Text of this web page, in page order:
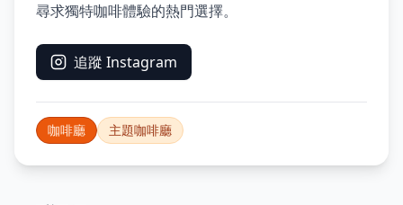
尋求獨特咖啡體驗的熱門選擇。
追蹤 Instagram
咖啡廳 主題咖啡廳